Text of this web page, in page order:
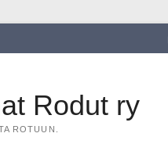
Rodut ry
ROTUUN.